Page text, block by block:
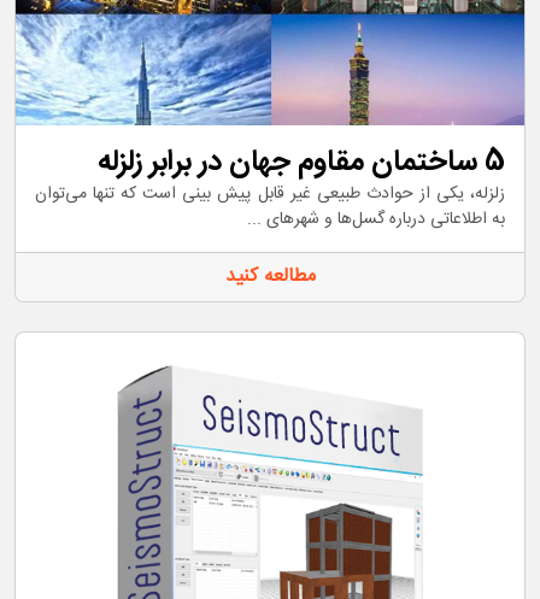
5 ساختمان مقاوم جهان در برابر زلزله
زلزله، یکی از حوادث طبیعی غیر قابل پیش بینی است که تنها می‌توان
به اطلاعاتی درباره گسل‌ها و شهرهای ...
مطالعه کنید